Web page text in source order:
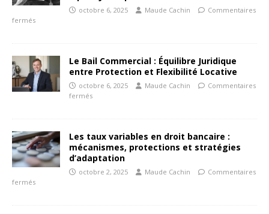
octobre 6, 2025 Maude Cachin
Commentaires
fermés
Le Bail Commercial : Équilibre Juridique
entre Protection et Flexibilité Locative
octobre 6, 2025 Maude Cachin
Commentaires
fermés
Les taux variables en droit bancaire :
mécanismes, protections et stratégies
d’adaptation
octobre 2, 2025 Maude Cachin
Commentaires
fermés